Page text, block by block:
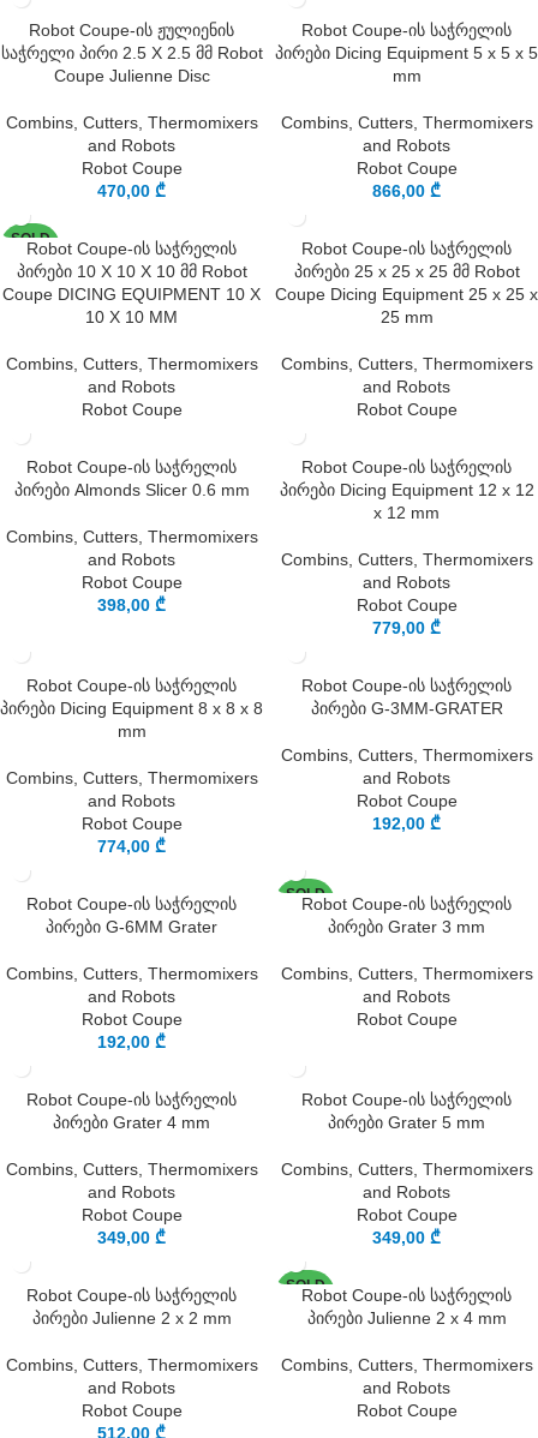
Robot Coupe-ის ჟულიენის
საჭრელი პირი 2.5 X 2.5 მმ Robot
Coupe Julienne Disc
Combins, Cutters, Thermomixers
and Robots
Robot Coupe
470,00 ₾
Robot Coupe-ის საჭრელის
პირები Dicing Equipment 5 x 5 x 5
mm
Combins, Cutters, Thermomixers
and Robots
Robot Coupe
866,00 ₾
SOLD
OUT
Robot Coupe-ის საჭრელის
პირები 10 X 10 X 10 მმ Robot
Coupe DICING EQUIPMENT 10 X
10 X 10 MM
Combins, Cutters, Thermomixers
and Robots
Robot Coupe
Robot Coupe-ის საჭრელის
პირები 25 x 25 x 25 მმ Robot
Coupe Dicing Equipment 25 x 25 x
25 mm
Combins, Cutters, Thermomixers
and Robots
Robot Coupe
Robot Coupe-ის საჭრელის
პირები Almonds Slicer 0.6 mm
Combins, Cutters, Thermomixers
and Robots
Robot Coupe
398,00 ₾
Robot Coupe-ის საჭრელის
პირები Dicing Equipment 12 x 12
x 12 mm
Combins, Cutters, Thermomixers
and Robots
Robot Coupe
779,00 ₾
Robot Coupe-ის საჭრელის
პირები Dicing Equipment 8 x 8 x 8
mm
Combins, Cutters, Thermomixers
and Robots
Robot Coupe
774,00 ₾
Robot Coupe-ის საჭრელის
პირები G-3MM-GRATER
Combins, Cutters, Thermomixers
and Robots
Robot Coupe
192,00 ₾
Robot Coupe-ის საჭრელის
პირები G-6MM Grater
Combins, Cutters, Thermomixers
and Robots
Robot Coupe
192,00 ₾
SOLD
OUT
Robot Coupe-ის საჭრელის
პირები Grater 3 mm
Combins, Cutters, Thermomixers
and Robots
Robot Coupe
Robot Coupe-ის საჭრელის
პირები Grater 4 mm
Combins, Cutters, Thermomixers
and Robots
Robot Coupe
349,00 ₾
Robot Coupe-ის საჭრელის
პირები Grater 5 mm
Combins, Cutters, Thermomixers
and Robots
Robot Coupe
349,00 ₾
Robot Coupe-ის საჭრელის
პირები Julienne 2 x 2 mm
Combins, Cutters, Thermomixers
and Robots
Robot Coupe
512,00 ₾
SOLD
OUT
Robot Coupe-ის საჭრელის
პირები Julienne 2 x 4 mm
Combins, Cutters, Thermomixers
and Robots
Robot Coupe